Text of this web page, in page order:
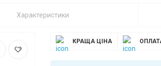
Характеристики
КРАЩА ЦІНА